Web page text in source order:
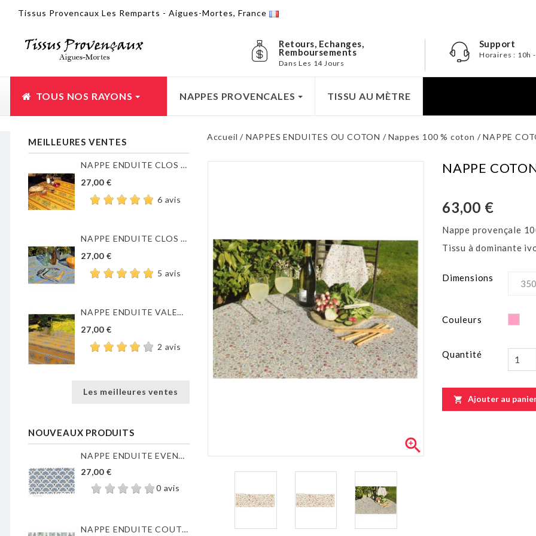
Tissus Provencaux Les Remparts - Aigues-Mortes, France
Retours, Echanges,
Remboursements
Dans Les 14 Jours
Support
Horaires : 10h
TOUS NOS RAYONS NAPPES PROVENCALES TISSU AU MÈTRE
MEILLEURES VENTES
NAPPE ENDUITE CLOS DES...
27,00 €
6 avis
NAPPE ENDUITE CLOS DES...
27,00 €
5 avis
NAPPE ENDUITE VALENSOLE JAUNE
27,00 €
2 avis
Les meilleures ventes
NOUVEAUX PRODUITS
NAPPE ENDUITE EVENTAILS...
27,00 €
0 avis
NAPPE ENDUITE COUTIL DE...
Accueil NAPPES ENDUITES OU COTON Nappes 100 % coton NAPPE

NAPPE
63,00 €
Nappe provençale
Tissu à dominante
Dimensions
Couleurs Rose
Quantité
 Ajouter au